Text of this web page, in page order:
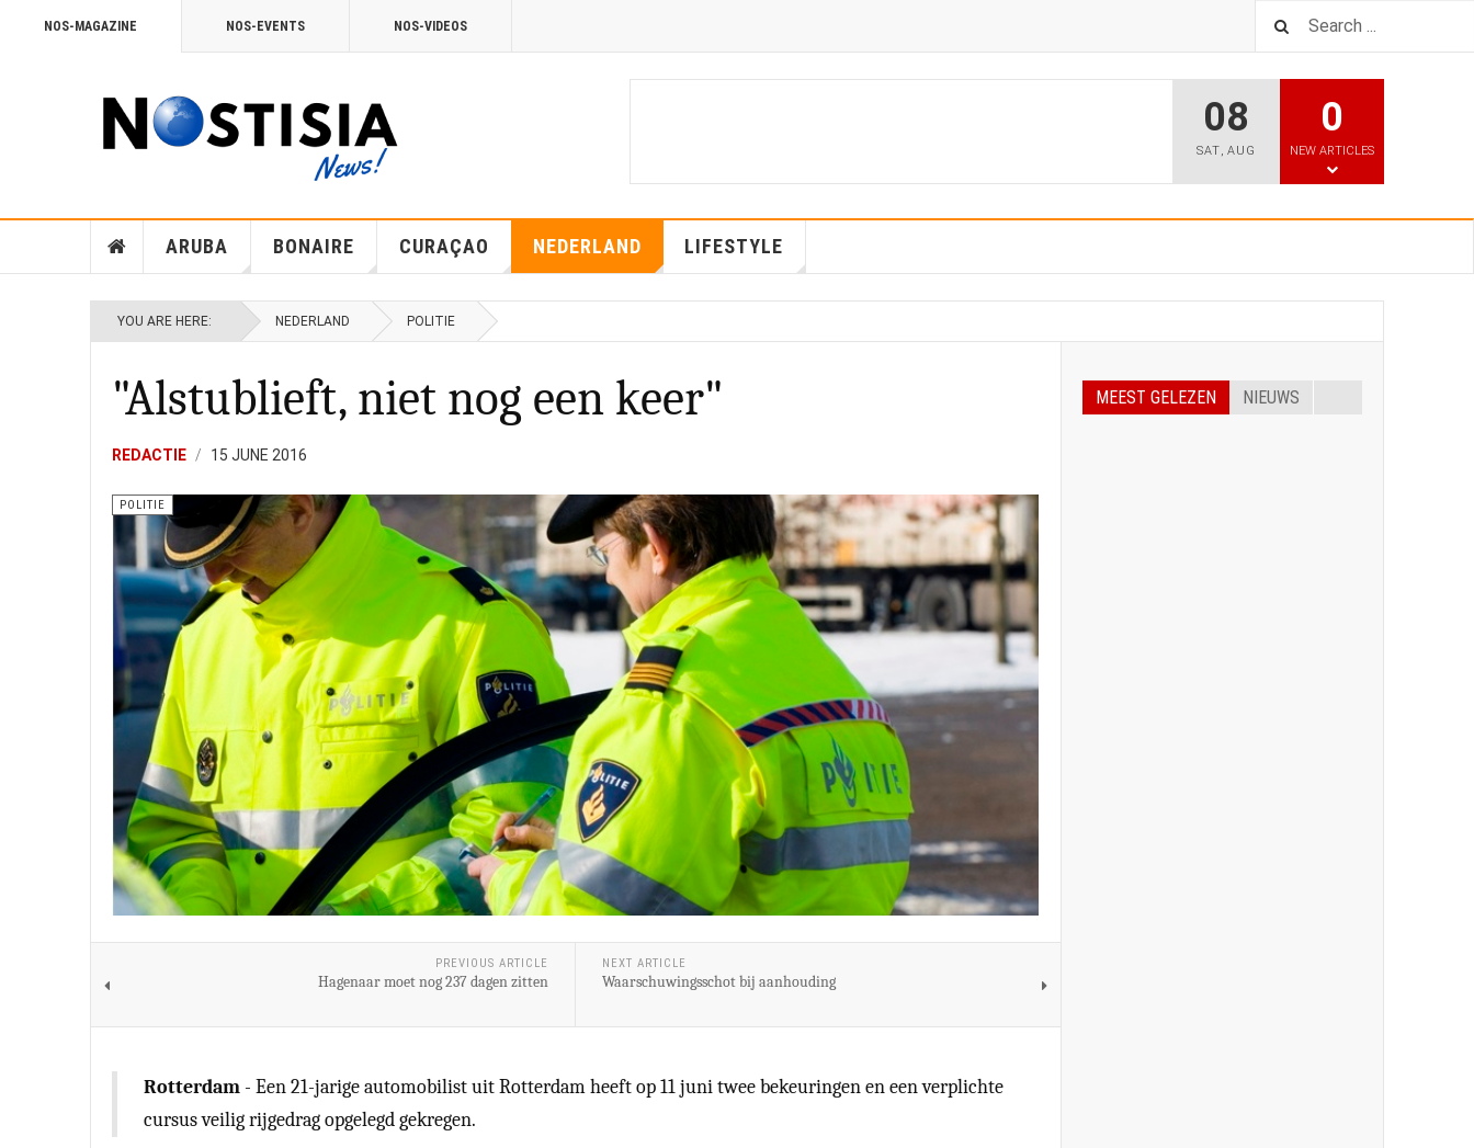
NOS-MAGAZINE NOS-EVENTS NOS-VIDEOS
08
SAT, AUG
0
NEW ARTICLES
ARUBA BONAIRE CURAÇAO NEDERLAND LIFESTYLE
YOU ARE HERE: NEDERLAND POLITIE
"Alstublieft, niet nog een keer"
REDACTIE 15 JUNE 2016
POLITIE
PREVIOUS ARTICLE
Hagenaar moet nog 237 dagen zitten
NEXT ARTICLE
Waarschuwingsschot bij aanhouding
Rotterdam - Een 21-jarige automobilist uit Rotterdam heeft op 11 juni twee bekeuringen en een verplichte
cursus veilig rijgedrag opgelegd gekregen.
MEEST GELEZEN NIEUWS